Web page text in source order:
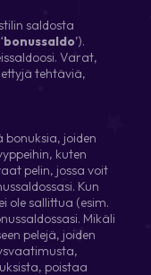
saldosta
bonussaldo’).
Varat,
tehtäviä,
joiden
kuten
pelin, jossa voit
Kun
ole sallittua (esim.
Mikäli
pelejä, joiden
poistaa